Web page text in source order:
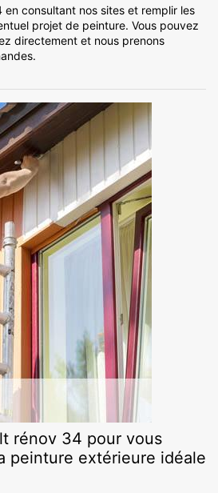
en consultant nos sites et remplir les
projet de peinture. Vous pouvez
directement et nous prenons
rénov 34 pour vous
peinture extérieure idéale